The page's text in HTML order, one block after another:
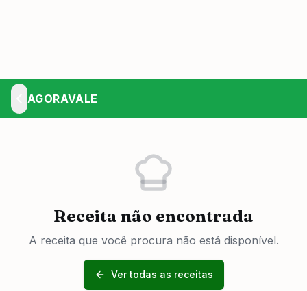
AGORAVALE
Receita não encontrada
A receita que você procura não está disponível.
Ver todas as receitas